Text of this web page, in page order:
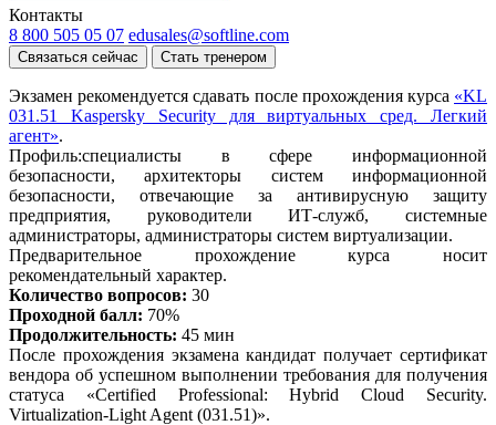
Контакты
8 800 505 05 07 edusales@softline.com
Связаться сейчас Стать тренером
Экзамен рекомендуется сдавать после прохождения курса «KL
031.51 Kaspersky Security для виртуальных сред. Легкий
агент».
Профиль:специалисты в сфере информационной
безопасности, архитекторы систем информационной
безопасности, отвечающие за антивирусную защиту
предприятия, руководители ИТ-служб, системные
администраторы, администраторы систем виртуализации.
Предварительное прохождение курса носит
рекомендательный характер.
Количество вопросов: 30
Проходной балл: 70%
Продолжительность: 45 мин
После прохождения экзамена кандидат получает сертификат
вендора об успешном выполнении требования для получения
статуса «Certified Professional: Hybrid Cloud Security.
Virtualization-Light Agent (031.51)».